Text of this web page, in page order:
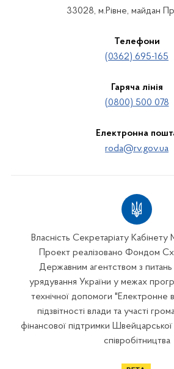
33028, м.Рівне, майдан
Телефони
(0362) 695-165
Гаряча лінія
(0800) 500 078
Електронна
roda@rv.gov.ua
Власність Секретаріату Кабінету
Проект реалізовано Фондом
Державним агентством з
урядування України у межах
технічної допомоги "Електронне
підзвітності влади та участі
фінансової підтримки Швейцарської
співробітництва